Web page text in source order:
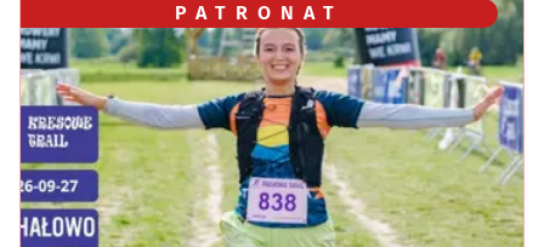
PATRONAT